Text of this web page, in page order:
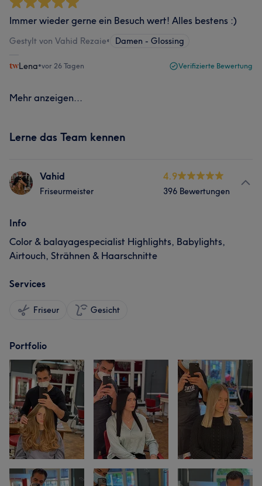
Immer wieder gerne ein Besuch wert! Alles bestens :)
Gestylt von Vahid Rezaie• Damen - Glossing
Lena•vor 26 Tagen Verifizierte Bewertung
Mehr anzeigen...
Lerne das Team kennen
Vahid
Friseurmeister
4.9
396 Bewertungen
Info
Color & balayagespecialist Highlights, Babylights,
Airtouch, Strähnen & Haarschnitte
Services
Friseur Gesicht
Portfolio